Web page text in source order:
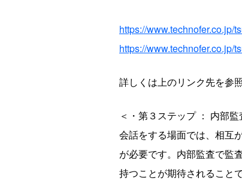
https://www.technofer.co.jp/
https://www.technofer.co.jp/
詳しくは上のリンク先を参
＜・第３ステップ ： 内部
会話をする場面では、相互
が必要です。内部監査で監
持つことが期待されること